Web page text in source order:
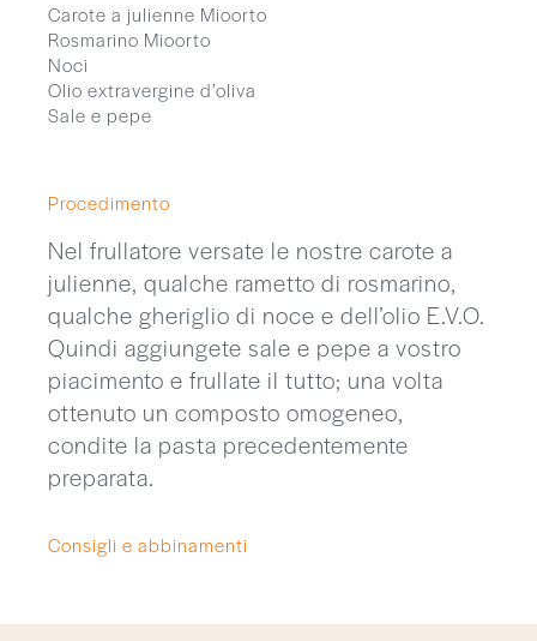
Carote a julienne Mioorto
Rosmarino Mioorto
Noci
Olio extravergine d’oliva
Sale e pepe
Procedimento
Nel frullatore versate le nostre carote a
julienne, qualche rametto di rosmarino,
qualche gheriglio di noce e dell’olio E.V.O.
Quindi aggiungete sale e pepe a vostro
piacimento e frullate il tutto; una volta
ottenuto un composto omogeneo,
condite la pasta precedentemente
preparata.
Consigli e abbinamenti